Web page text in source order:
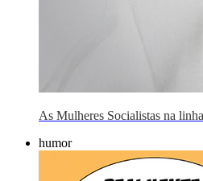
As Mulheres Socialistas na
humor